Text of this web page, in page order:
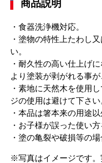
商品説明
・食器洗浄機対応。
・塗物の特性上たわし
い。
・耐久性の高い仕上げ
より塗装が剥がれる事が
・素地に天然木を使用
ジの使用は避けて下さい
・本品は箸本来の用途
・お子様が誤った使い
・塗の亀裂や破損等の
※写真はイメージです